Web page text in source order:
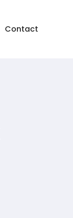
Contact